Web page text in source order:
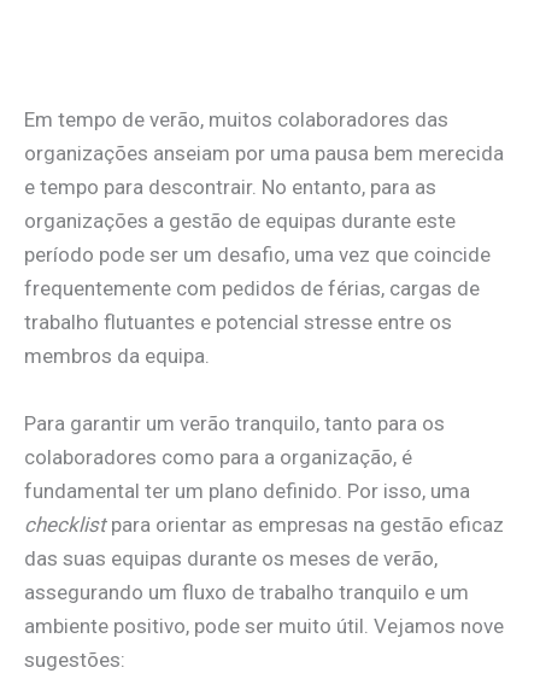
Em tempo de verão, muitos colaboradores das
organizações anseiam por uma pausa bem merecida
e tempo para descontrair. No entanto, para as
organizações a gestão de equipas durante este
período pode ser um desafio, uma vez que coincide
frequentemente com pedidos de férias, cargas de
trabalho flutuantes e potencial stresse entre os
membros da equipa.
Para garantir um verão tranquilo, tanto para os
colaboradores como para a organização, é
fundamental ter um plano definido. Por isso, uma
checklistpara orientar as empresas na gestão eficaz
das suas equipas durante os meses de verão,
assegurando um fluxo de trabalho tranquilo e um
ambiente positivo, pode ser muito útil. Vejamos nove
sugestões: